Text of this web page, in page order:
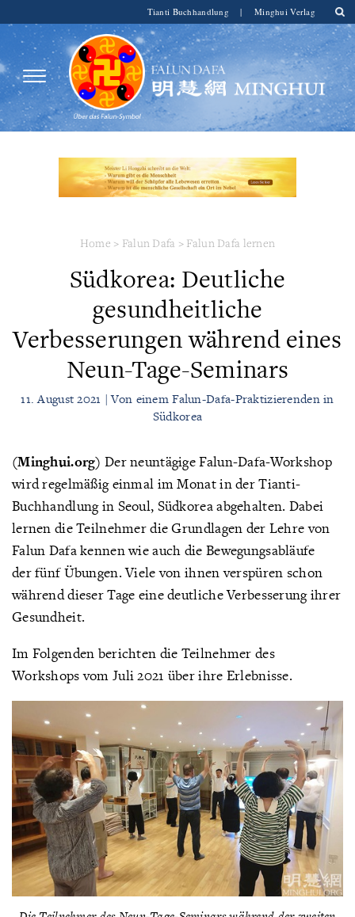
Tianti Buchhandlung | Minghui Verlag
Home > Falun Dafa > Falun Dafa lernen
Südkorea: Deutliche
gesundheitliche
Verbesserungen während eines
Neun-Tage-Seminars
11. August 2021 | Von einem Falun-Dafa-Praktizierenden in
Südkorea
(Minghui.org) Der neuntägige Falun-Dafa-Workshop
wird regelmäßig einmal im Monat in der Tianti-
Buchhandlung in Seoul, Südkorea abgehalten. Dabei
lernen die Teilnehmer die Grundlagen der Lehre von
Falun Dafa kennen wie auch die Bewegungsabläufe
der fünf Übungen. Viele von ihnen verspüren schon
während dieser Tage eine deutliche Verbesserung ihrer
Gesundheit.
Im Folgenden berichten die Teilnehmer des
Workshops vom Juli 2021 über ihre Erlebnisse.